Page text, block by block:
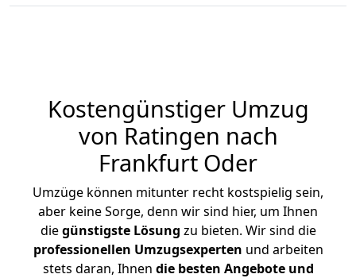
Kostengünstiger Umzug
von Ratingen nach
Frankfurt Oder
Umzüge können mitunter recht kostspielig sein,
aber keine Sorge, denn wir sind hier, um Ihnen
diegünstigste Lösung zu bieten. Wir sind die
professionellen Umzugsexperten und arbeiten
stets daran, Ihnen die besten Angebote und